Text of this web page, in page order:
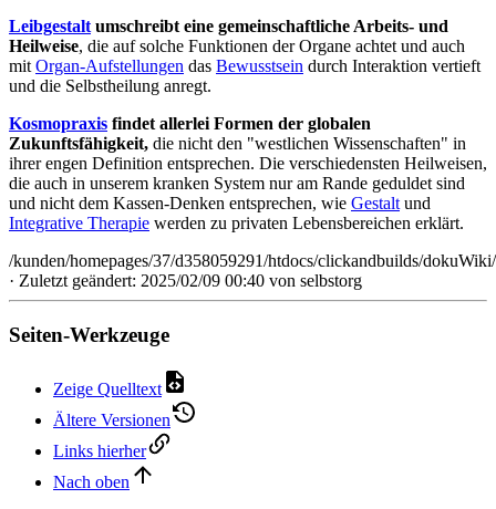
Leibgestaltumschreibt eine gemeinschaftliche Arbeits- und
Heilweise, die auf solche Funktionen der Organe achtet und auch
mitOrgan-Aufstellungen das Bewusstsein durch Interaktion vertieft
und die Selbstheilung anregt.
Kosmopraxis findet allerlei Formen der globalen
Zukunftsfähigkeit, die nicht den "westlichen Wissenschaften" in
ihrer engen Definition entsprechen. Die verschiedensten Heilweisen,
die auch in unserem kranken System nur am Rande geduldet sind
und nicht dem Kassen-Denken entsprechen, wie Gestaltund
Integrative Therapie werden zu privaten Lebensbereichen erklärt.
/kunden/homepages/37/d358059291/htdocs/clickandbuilds/
· Zuletzt geändert: 2025/02/09 00:40 von selbstorg
Seiten-Werkzeuge
Zeige Quelltext
Ältere Versionen
Links hierher
Nach oben